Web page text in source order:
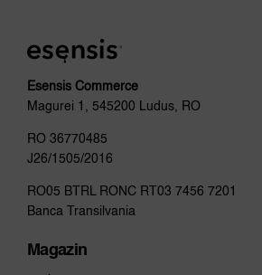
Esensis Commerce
Magurei 1, 545200 Ludus, RO
RO 36770485
J26/1505/2016
RO05 BTRL RONC RT03 7456 7201
Banca Transilvania
Magazin